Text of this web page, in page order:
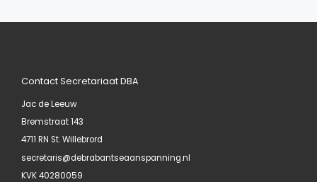
Contact Secretariaat DBA
Jac de Leeuw
Bremstraat 143
4711 RN St. Willebrord
secretaris@debrabantseaanspanning.nl
KVK 40280059